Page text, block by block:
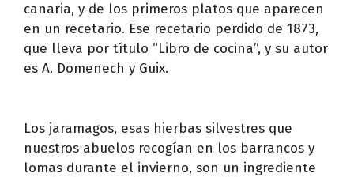
canaria, y de los primeros platos que aparecen
en un recetario. Ese recetario perdido de 1873,
que lleva por título “Libro de cocina”, y su autor
es A. Domenech y Guix.
Los jaramagos, esas hierbas silvestres que
nuestros abuelos recogían en los barrancos y
lomas durante el invierno, son un ingrediente